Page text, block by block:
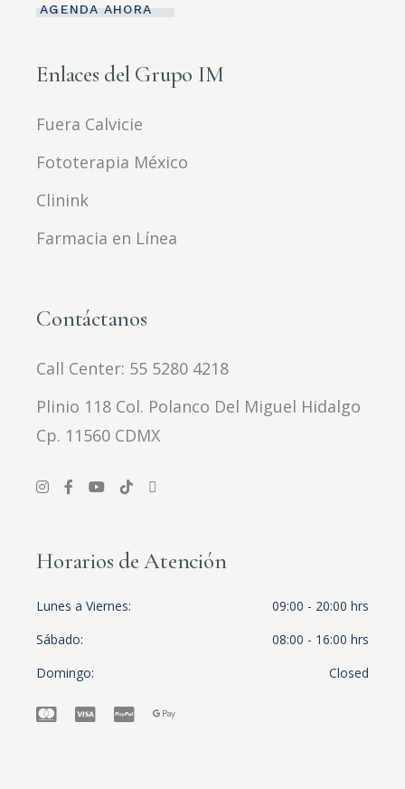
AGENDA AHORA
Enlaces del Grupo IM
Fuera Calvicie
Fototerapia México
Clinink
Farmacia en Línea
Contáctanos
Call Center: 55 5280 4218
Plinio 118 Col. Polanco Del Miguel Hidalgo
Cp. 11560 CDMX
Horarios de Atención
Lunes a Viernes
09:00 - 20:00 hrs
Sábado
08:00 - 16:00 hrs
Domingo
Closed